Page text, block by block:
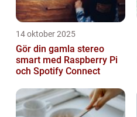
14 oktober 2025
Gör din gamla stereo
smart med Raspberry Pi
och Spotify Connect